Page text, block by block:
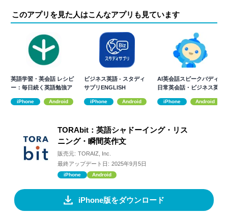
このアプリを見た人はこんなアプリも見ています
英語学習・英会話 レシピ
ー：毎日続く英語勉強ア
iPhone Android
ビジネス英語 - スタディ
サプリENGLISH
iPhone Android
AI英会話スピークバディ-
日常英会話・ビジネス英
iPhone Android
TORAbit：英語シャドーイング・リス
ニング・瞬間英作文
販売元: TORAIZ, Inc.
最終アップデート日: 2025年9月5日
iPhone Android
iPhone版をダウンロード